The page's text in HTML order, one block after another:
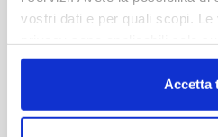
vostri dati e per quali scopi.
in cui avete effettuato le
modificare o revocare il
momento dalla Dichiarazione
Accetta
Via Villamagna 90/c -